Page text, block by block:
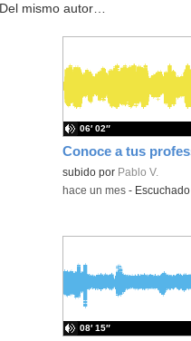
Del mismo autor…
Contenido educativo.
subido por Pablo V.
06′ 02″
-hace un mes- Escuchado
08′ 15″